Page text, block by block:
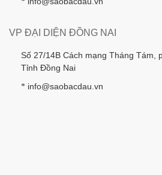
VP ĐẠI DIỆN ĐỒNG NAI
Số 27/14B Cách mạng Tháng Tám,
Tỉnh Đồng Nai
* info@saobacdau.vn